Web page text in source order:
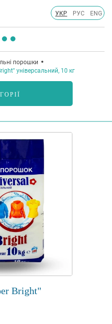
УКР РУС ENG
порошки
універсальний, 10 кг
Bright"